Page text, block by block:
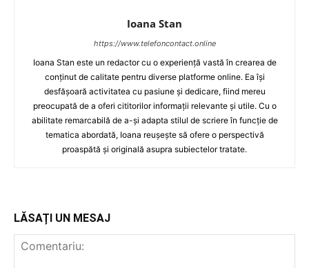
Ioana Stan
https://www.telefoncontact.online
Ioana Stan este un redactor cu o experiență vastă în crearea de
conținut de calitate pentru diverse platforme online. Ea își
desfășoară activitatea cu pasiune și dedicare, fiind mereu
preocupată de a oferi cititorilor informații relevante și utile. Cu o
abilitate remarcabilă de a-și adapta stilul de scriere în funcție de
tematica abordată, Ioana reușește să ofere o perspectivă
proaspătă și originală asupra subiectelor tratate.
LĂSAȚI UN MESAJ